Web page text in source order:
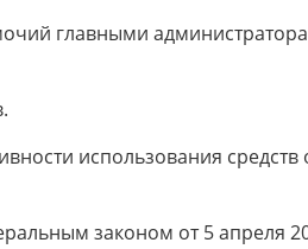
главными
использования
законом от 5 апреля